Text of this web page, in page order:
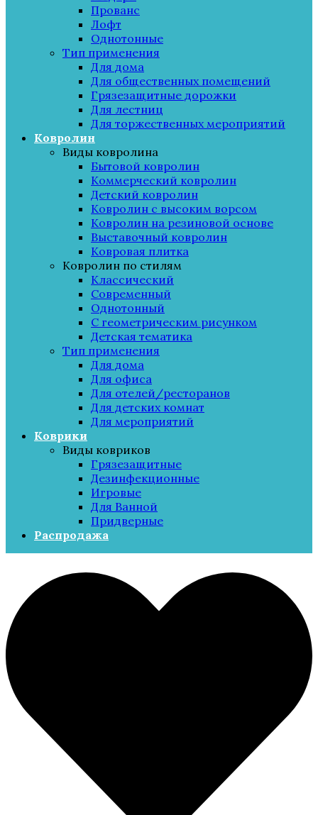
Прованс
Лофт
Однотонные
Тип применения
Для дома
Для общественных помещений
Грязезащитные дорожки
Для лестниц
Для торжественных мероприятий
Ковролин
Виды ковролина
Бытовой ковролин
Коммерческий ковролин
Детский ковролин
Ковролин с высоким ворсом
Ковролин на резиновой основе
Выставочный ковролин
Ковровая плитка
Ковролин по стилям
Классический
Современный
Однотонный
С геометрическим рисунком
Детская тематика
Тип применения
Для дома
Для офиса
Для отелей/ресторанов
Для детских комнат
Для мероприятий
Коврики
Виды ковриков
Грязезащитные
Дезинфекционные
Игровые
Для Ванной
Придверные
Распродажа